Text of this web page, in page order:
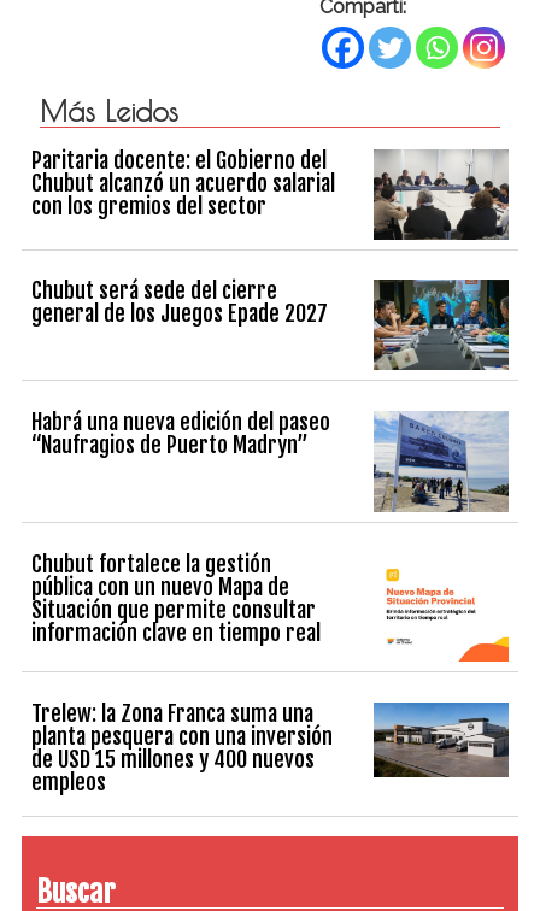
Compartí:
Más Leidos
Paritaria docente: el Gobierno del
Chubut alcanzó un acuerdo salarial
con los gremios del sector
Chubut será sede del cierre
general de los Juegos Epade 2027
Habrá una nueva edición del paseo
“Naufragios de Puerto Madryn”
Chubut fortalece la gestión
pública con un nuevo Mapa de
Situación que permite consultar
información clave en tiempo real
Trelew: la Zona Franca suma una
planta pesquera con una inversión
de USD 15 millones y 400 nuevos
empleos
Buscar